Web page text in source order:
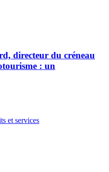
directeur du créneau
: un
et services